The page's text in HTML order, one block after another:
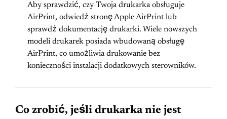
Aby sprawdzić, czy Twoja drukarka obsługuje
AirPrint, odwiedź stronę Apple AirPrint lub
sprawdź dokumentację drukarki. Wiele nowszych
modeli drukarek posiada wbudowaną obsługę
AirPrint, co umożliwia drukowanie bez
konieczności instalacji dodatkowych sterowników.
Co zrobić, jeśli drukarka nie jest